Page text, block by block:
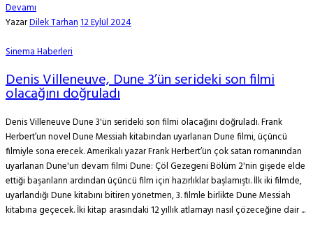
Devamı
YazarDilek Tarhan12 Eylül 2024
Sinema Haberleri
Denis Villeneuve, Dune 3’ün serideki son filmi
olacağını doğruladı
Denis Villeneuve Dune 3'ün serideki son filmi olacağını doğruladı. Frank
Herbert’un novel Dune Messiah kitabından uyarlanan Dune filmi, üçüncü
filmiyle sona erecek. Amerikalı yazar Frank Herbert’ün çok satan romanından
uyarlanan Dune'un devam filmi Dune: Çöl Gezegeni Bölüm 2'nin gişede elde
ettiği başarıların ardından üçüncü film için hazırlıklar başlamıştı. İlk iki filmde,
uyarlandığı Dune kitabını bitiren yönetmen, 3. filmle birlikte Dune Messiah
kitabına geçecek. İki kitap arasındaki 12 yıllık atlamayı nasıl çözeceğine dair ...